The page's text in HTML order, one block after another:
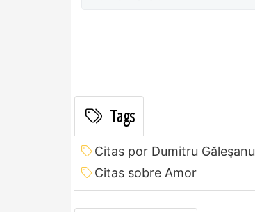
Tags
Citas por Dumitru Găleşanu
Citas sobre Amor